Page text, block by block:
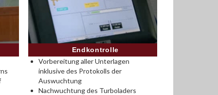
Endkontrolle
Vorbereitung aller Unterlagen
inklusive des Protokolls der
Auswuchtung
Nachwuchtung des Turboladers